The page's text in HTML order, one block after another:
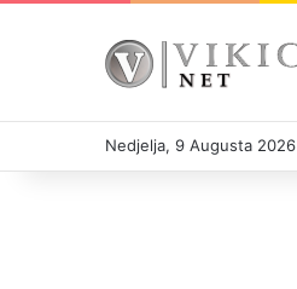
Nedjelja, 9 Augusta 2026